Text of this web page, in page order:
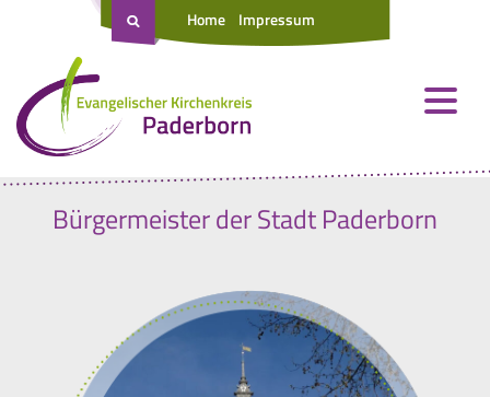
Home Impressum
Bürgermeister der Stadt Paderborn